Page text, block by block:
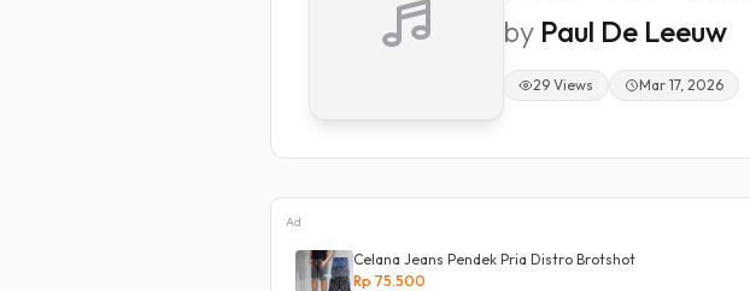
by Paul De Leeuw
29 Views Mar 17, 2026
Ad
Celana Jeans Pendek Pria Distro Brotshot
Rp 75.500